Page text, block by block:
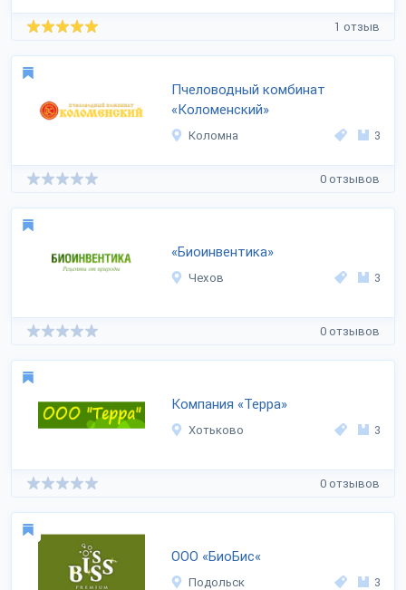
1 отзыв
Пчеловодный комбинат
«Коломенский»
Коломна 3
0 отзывов
«Биоинвентика»
Чехов 3
0 отзывов
Компания «Терра»
Хотьково 3
0 отзывов
ООО «БиоБис«
Подольск 3